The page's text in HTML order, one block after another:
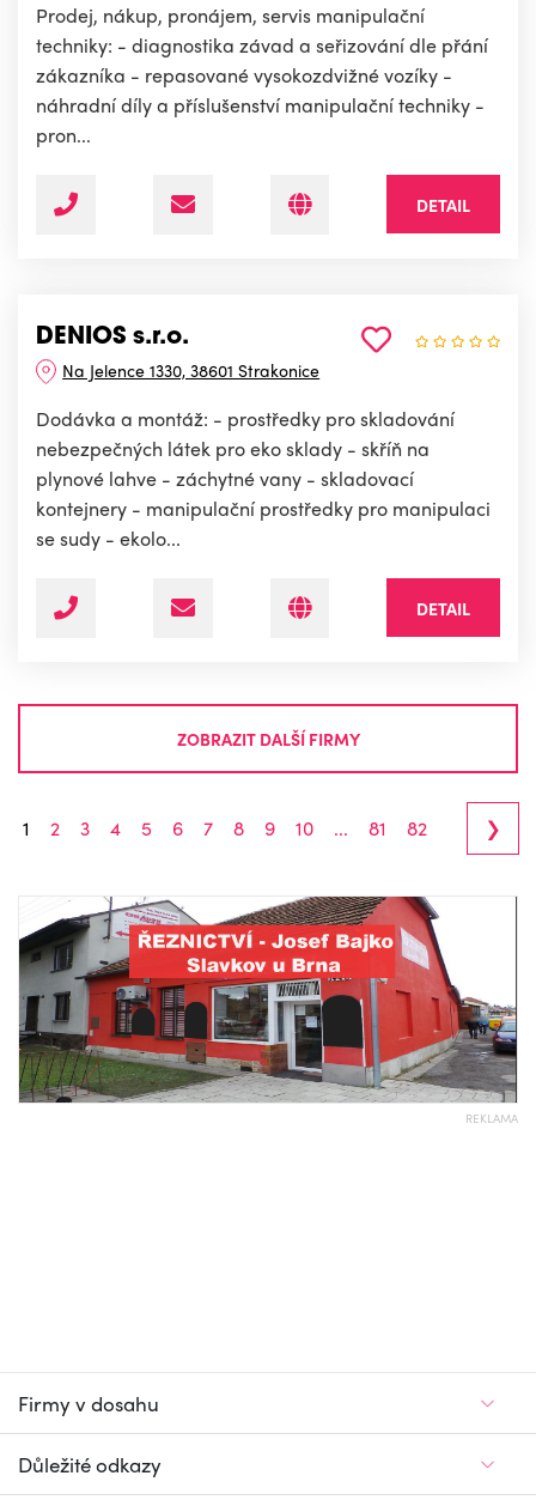
Prodej, nákup, pronájem, servis manipulační
techniky: - diagnostika závad a seřizování dle přání
zákazníka - repasované vysokozdvižné vozíky -
náhradní díly a příslušenství manipulační techniky -
pron...
DETAIL
DENIOS s.r.o.
Na Jelence 1330, 38601 Strakonice
Dodávka a montáž: - prostředky pro skladování
nebezpečných látek pro eko sklady - skříň na
plynové lahve - záchytné vany - skladovací
kontejnery - manipulační prostředky pro manipulaci
se sudy - ekolo...
DETAIL
ZOBRAZIT DALŠÍ FIRMY
1 2 3 4 5 6 7 8 9 10 ... 81 82 ›
REKLAMA
Firmy v dosahu
Důležité odkazy